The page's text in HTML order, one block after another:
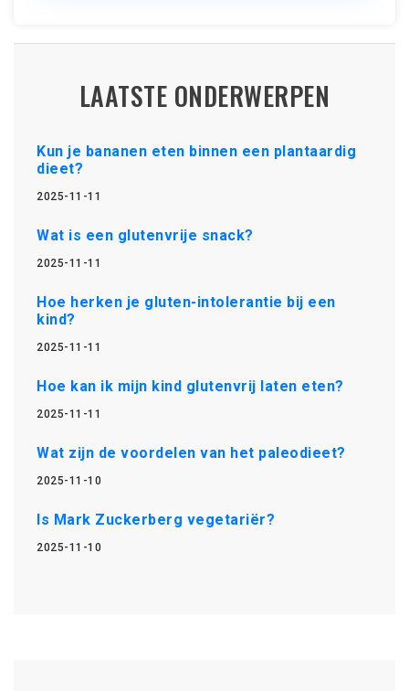
LAATSTE ONDERWERPEN
Kun je bananen eten binnen een plantaardig
dieet?
2025-11-11
Wat is een glutenvrije snack?
2025-11-11
Hoe herken je gluten-intolerantie bij een
kind?
2025-11-11
Hoe kan ik mijn kind glutenvrij laten eten?
2025-11-11
Wat zijn de voordelen van het paleodieet?
2025-11-10
Is Mark Zuckerberg vegetariër?
2025-11-10